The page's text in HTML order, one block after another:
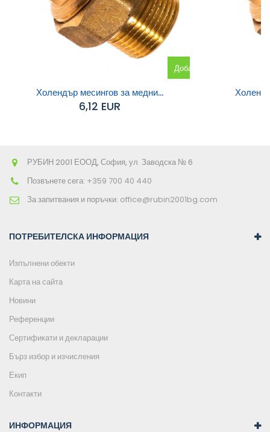
Добавяне
Холендър месингов за медни...
6,12 EUR
РУБИН 2001 ЕООД, София, ул. Заводска № 6
Позвънете сега: +359 700 40 440
За запитвания и поръчки: office@rubin2001bg.com
ПОТРЕБИТЕЛСКА ИНФОРМАЦИЯ
Изпълнени обекти
Карта на сайта
Новини
Референции
Сертификати и декларации
Бърз избор и изчисления
Екип
Контакти
ИНФОРМАЦИЯ